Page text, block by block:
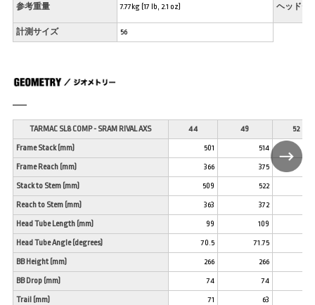
参考重量 7.77kg (17 lb, 2.1 oz) ヘッドセ
計測サイズ 56
TARMAC SL8 COMP - SRAM RIVAL AXS 44 49 52
Frame Stack (mm) 501 514
Frame Reach (mm) 366 375
Stack to Stem (mm) 509 522
Reach to Stem (mm) 363 372
Head Tube Length (mm) 99 109
Head Tube Angle (degrees) 70.5 71.75
BB Height (mm) 266 266
BB Drop (mm) 74 74
Trail (mm) 71 63